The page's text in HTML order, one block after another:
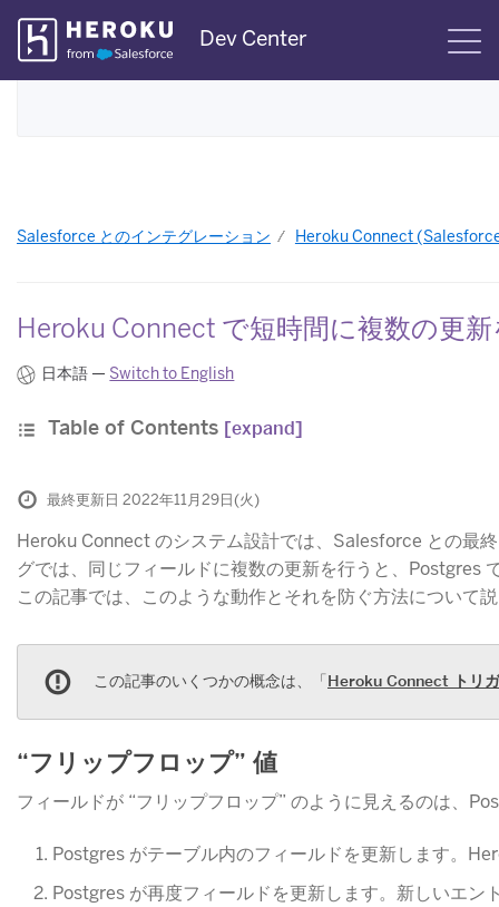
Skip
Navigation
Dev Center
Salesforce とのインテグレーション Heroku Connect
Heroku Connect で短時間に複数の更
日本語 — Switch to English
Table of Contents [expand]
最終更新日 2022年11月29日(火)
Heroku Connect のシステム設計では、Salesforce との最
グでは、同じフィールドに複数の更新を行うと、Postgres
この記事では、このような動作とそれを防ぐ方法について
この記事のいくつかの概念は、「Heroku Connect トリ
“フリップフロップ” 値
フィールドが “フリップフロップ” のように見えるのは、
Postgres がテーブル内のフィールドを更新します。
Postgres が再度フィールドを更新します。新しいエン